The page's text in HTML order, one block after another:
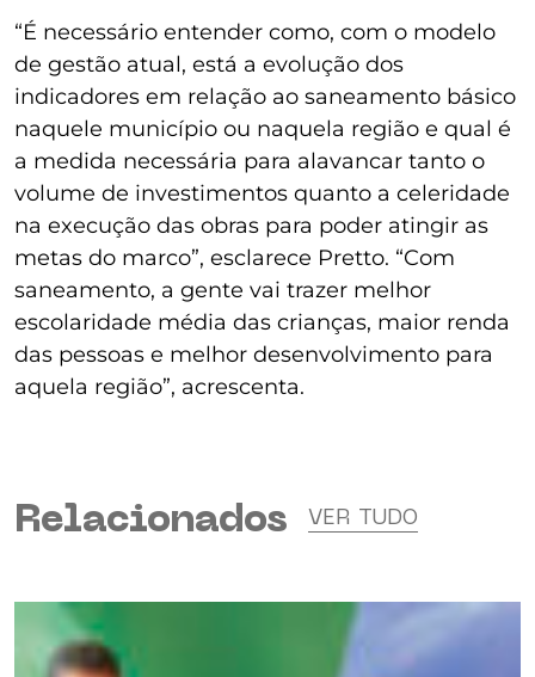
“É necessário entender como, com o modelo
de gestão atual, está a evolução dos
indicadores em relação ao saneamento básico
naquele município ou naquela região e qual é
a medida necessária para alavancar tanto o
volume de investimentos quanto a celeridade
na execução das obras para poder atingir as
metas do marco”, esclarece Pretto. “Com
saneamento, a gente vai trazer melhor
escolaridade média das crianças, maior renda
das pessoas e melhor desenvolvimento para
aquela região”, acrescenta.
Relacionados VER TUDO